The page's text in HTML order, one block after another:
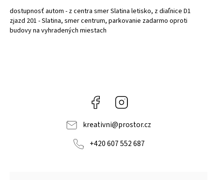
dostupnosť autom - z centra smer Slatina letisko, z diaľnice D1
zjazd 201 - Slatina, smer centrum, parkovanie zadarmo oproti
budovy na vyhradených miestach
Facebook
kreativni@prostor.cz
+420 607 552 687